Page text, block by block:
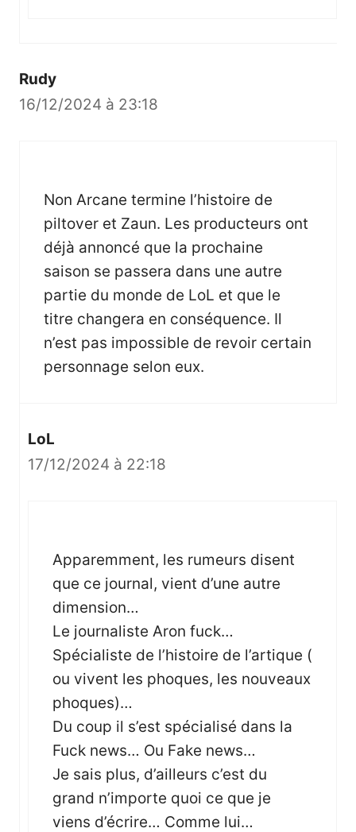
Rudy
16/12/2024 à 23:18
Non Arcane termine l’histoire de
piltover et Zaun. Les producteurs ont
déjà annoncé que la prochaine
saison se passera dans une autre
partie du monde de LoL et que le
titre changera en conséquence. Il
n’est pas impossible de revoir certain
personnage selon eux.
LoL
17/12/2024 à 22:18
Apparemment, les rumeurs disent
que ce journal, vient d’une autre
dimension…
Le journaliste Aron fuck…
Spécialiste de l’histoire de l’artique (
ou vivent les phoques, les nouveaux
phoques)…
Du coup il s’est spécialisé dans la
Fuck news… Ou Fake news…
Je sais plus, d’ailleurs c’est du
grand n’importe quoi ce que je
viens d’écrire… Comme lui…